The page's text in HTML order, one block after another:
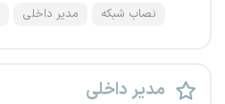
نصاب شبکه مدیر داخلی
مدیر داخلی